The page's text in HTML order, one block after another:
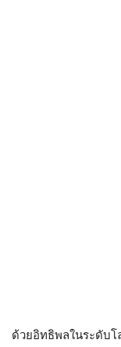
ด้วยอิทธิพลในระดับ